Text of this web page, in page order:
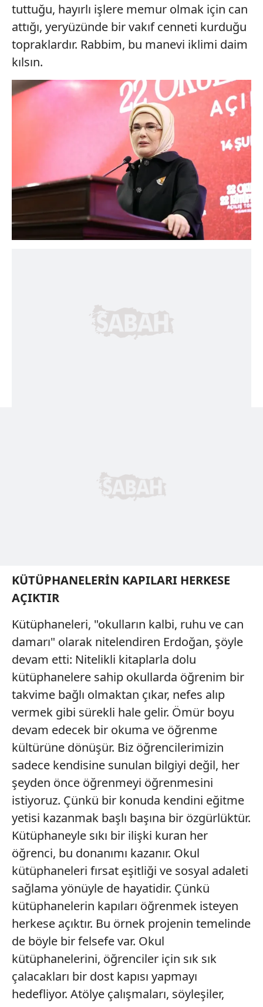
tuttuğu, hayırlı işlere memur olmak için can
attığı, yeryüzünde bir vakıf cenneti kurduğu
topraklardır. Rabbim, bu manevi iklimi daim
kılsın.
KÜTÜPHANELERİN KAPILARI HERKESE
AÇIKTIR
Kütüphaneleri, "okulların kalbi, ruhu ve can
damarı" olarak nitelendiren Erdoğan, şöyle
devam etti: Nitelikli kitaplarla dolu
kütüphanelere sahip okullarda öğrenim bir
takvime bağlı olmaktan çıkar, nefes alıp
vermek gibi sürekli hale gelir. Ömür boyu
devam edecek bir okuma ve öğrenme
kültürüne dönüşür. Biz öğrencilerimizin
sadece kendisine sunulan bilgiyi değil, her
şeyden önce öğrenmeyi öğrenmesini
istiyoruz. Çünkü bir konuda kendini eğitme
yetisi kazanmak başlı başına bir özgürlüktür.
Kütüphaneyle sıkı bir ilişki kuran her
öğrenci, bu donanımı kazanır. Okul
kütüphaneleri fırsat eşitliği ve sosyal adaleti
sağlama yönüyle de hayatidir. Çünkü
kütüphanelerin kapıları öğrenmek isteyen
herkese açıktır. Bu örnek projenin temelinde
de böyle bir felsefe var. Okul
kütüphanelerini, öğrenciler için sık sık
çalacakları bir dost kapısı yapmayı
hedefliyor. Atölye çalışmaları, söyleşiler,